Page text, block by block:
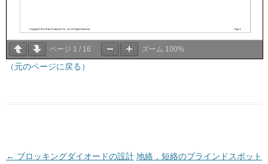
ページ 1 / 16 ズーム 100%
（元のページに戻る）
投稿ナビゲーション
← ブロッキングダイオードの設計 地絡，短絡のブラインドスポット